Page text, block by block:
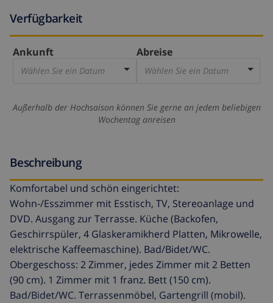
Verfügbarkeit
Ankunft
Wählen Sie ein Datum
Abreise
Wählen Sie ein Datum
Außerhalb der Hochsaison können Sie gerne an jedem beliebigen
Wochentag anreisen
Beschreibung
Komfortabel und schön eingerichtet:
Wohn-/Esszimmer mit Esstisch, TV, Stereoanlage und
DVD. Ausgang zur Terrasse. Küche (Backofen,
Geschirrspüler, 4 Glaskeramikherd Platten, Mikrowelle,
elektrische Kaffeemaschine). Bad/Bidet/WC.
Obergeschoss: 2 Zimmer, jedes Zimmer mit 2 Betten
(90 cm). 1 Zimmer mit 1 franz. Bett (150 cm).
Bad/Bidet/WC. Terrassenmöbel, Gartengrill (mobil).